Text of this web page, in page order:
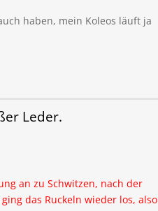
haben, mein Koleos läuft ja
Leder.
an zu Schwitzen, nach der
das Ruckeln wieder los, also